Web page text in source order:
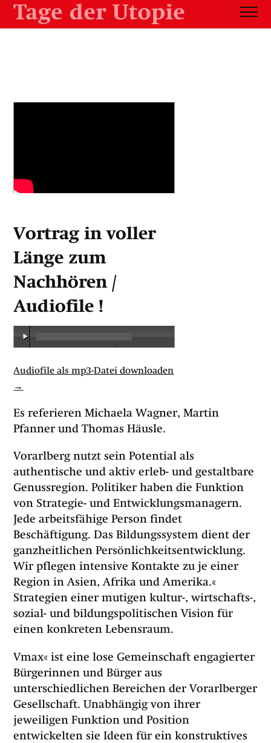
Vortrag in voller
Länge zum
Nachhören /
Audiofile !
Audiofile als mp3-Datei downloaden
→
Es referieren Michaela Wagner, Martin
Pfanner und Thomas Häusle.
Vorarlberg nutzt sein Potential als
authentische und aktiv erleb- und gestaltbare
Genussregion. Politiker haben die Funktion
von Strategie- und Entwicklungsmanagern.
Jede arbeitsfähige Person findet
Beschäftigung. Das Bildungssystem dient der
ganzheitlichen Persönlichkeitsentwicklung.
Wir pflegen intensive Kontakte zu je einer
Region in Asien, Afrika und Amerika.«
Strategien einer mutigen kultur-, wirtschafts-,
sozial- und bildungspolitischen Vision für
einen konkreten Lebensraum.
Vmax« ist eine lose Gemeinschaft engagierter
Bürgerinnen und Bürger aus
unterschiedlichen Bereichen der Vorarlberger
Gesellschaft. Unabhängig von ihrer
jeweiligen Funktion und Position
entwickelten sie Ideen für ein konstruktives